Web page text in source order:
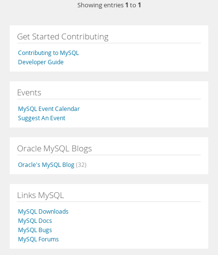
Showing entries 1 to 1
Get Started Contributing
Contributing to MySQL
Developer Guide
Events
MySQL Event Calendar
Suggest An Event
Oracle MySQL Blogs
Oracle's MySQL Blog(32)
Links MySQL
MySQL Downloads
MySQL Docs
MySQL Bugs
MySQL Forums